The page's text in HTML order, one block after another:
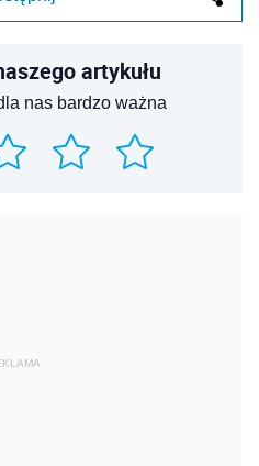
artykułu
nas bardzo ważna